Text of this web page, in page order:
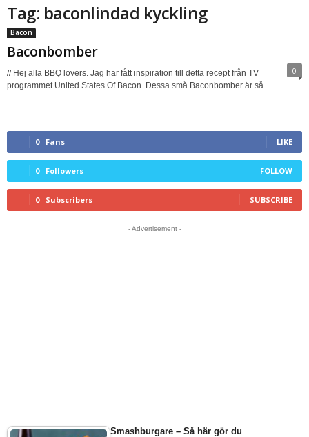
Tag: baconlindad kyckling
Bacon
Baconbomber
0
// Hej alla BBQ lovers. Jag har fått inspiration till detta recept från TV
programmet United States Of Bacon. Dessa små Baconbomber är så...
0 Fans LIKE
0 Followers FOLLOW
0 Subscribers SUBSCRIBE
- Advertisement -
Smashburgare – Så här gör du